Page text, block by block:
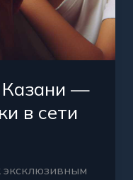
Казани —
в сети
эксклюзивным